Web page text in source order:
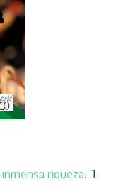
riqueza. 1